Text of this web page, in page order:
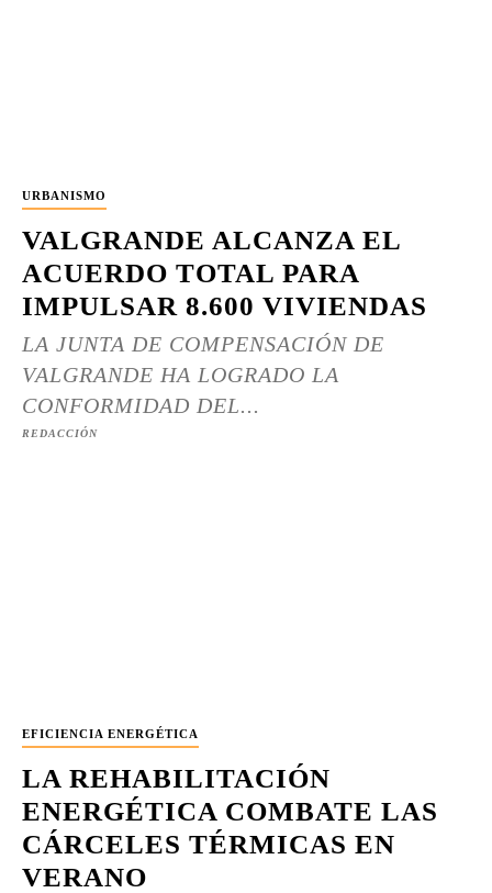
URBANISMO
VALGRANDE ALCANZA EL
ACUERDO TOTAL PARA
IMPULSAR 8.600 VIVIENDAS
LA JUNTA DE COMPENSACIÓN DE
VALGRANDE HA LOGRADO LA
CONFORMIDAD DEL...
REDACCIÓN
EFICIENCIA ENERGÉTICA
LA REHABILITACIÓN
ENERGÉTICA COMBATE LAS
CÁRCELES TÉRMICAS EN
VERANO